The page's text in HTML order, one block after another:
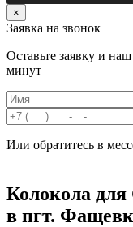
×
Заявка на звонок
Оставьте заявку и
минут
Или обратитесь в
Колокола
в пгт.